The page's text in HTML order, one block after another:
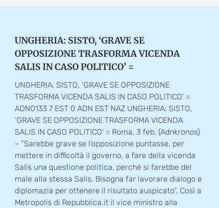
UNGHERIA: SISTO, ‘GRAVE SE
OPPOSIZIONE TRASFORMA VICENDA
SALIS IN CASO POLITICO’ =
UNGHERIA: SISTO, ‘GRAVE SE OPPOSIZIONE
TRASFORMA VICENDA SALIS IN CASO POLITICO’ =
ADN0133 7 EST 0 ADN EST NAZ UNGHERIA: SISTO,
‘GRAVE SE OPPOSIZIONE TRASFORMA VICENDA
SALIS IN CASO POLITICO’ = Roma, 3 feb. (Adnkronos)
– “Sarebbe grave se l’opposizione puntasse, per
mettere in difficoltà il governo, a fare della vicenda
Salis una questione politica, perché si farebbe del
male alla stessa Salis. Bisogna far lavorare dialogo e
diplomazia per ottenere il risultato auspicato”. Così a
Metropolis di Repubblica.it il vice ministro alla